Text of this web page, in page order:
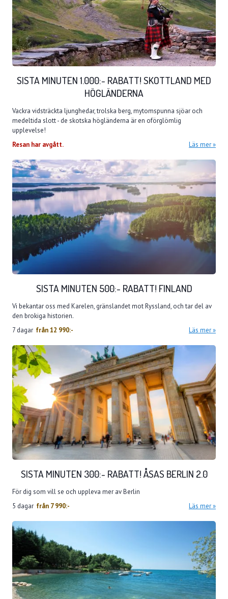
SISTA MINUTEN 1.000:- RABATT! SKOTTLAND MED
HÖGLÄNDERNA
Vackra vidsträckta ljunghedar, trolska berg, mytomspunna sjöar och
medeltida slott - de skotska högländerna är en oförglömlig
upplevelse!
Resan har avgått.
Läs mer
SISTA MINUTEN 500:- RABATT! FINLAND
Vi bekantar oss med Karelen, gränslandet mot Ryssland, och tar del av
den brokiga historien.
7 dagar från12 990:- Läs mer
SISTA MINUTEN 300:- RABATT! ÅSAS BERLIN 2.0
För dig som vill se och uppleva mer av Berlin
5 dagar från 7 990:- Läs mer